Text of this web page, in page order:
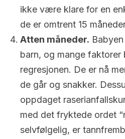
ikke være klare for en
de er omtrent 15
Atten måneder.
barn, og mange faktorer
regresjonen. De er nå
de går og snakker.
oppdaget
med det fryktede ordet
selvfølgelig, er